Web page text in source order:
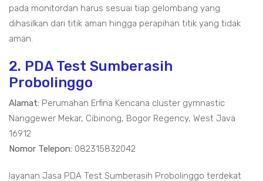
pada monitordan harus sesuai tiap gelombang yang
dihasilkan dari titik aman hingga perapihan titik yang tidak
aman.
2. PDA Test Sumberasih
Probolinggo
Alamat: Perumahan Erfina Kencana cluster gymnastic
Nanggewer Mekar, Cibinong, Bogor Regency, West Java
16912
Nomor Telepon: 082315832042
layanan Jasa PDA Test Sumberasih Probolinggo terdekat